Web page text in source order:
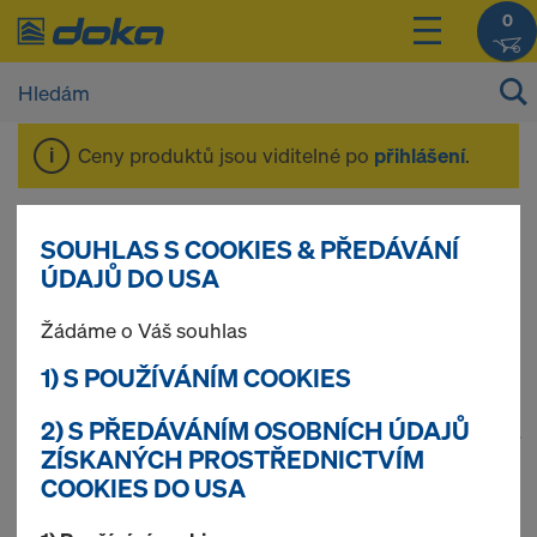
0
Ceny produktů jsou viditelné po přihlášení.
Nosníkové bednění
Top 50
Nalezeno 75 produktů
Nejčastěji hledané
SOUHLAS S COOKIES & PŘEDÁVÁNÍ
ÚDAJŮ DO USA
Žádáme o Váš souhlas
1) S POUŽÍVÁNÍM COOKIES
2) S PŘEDÁVÁNÍM OSOBNÍCH ÚDAJŮ
ZÍSKANÝCH PROSTŘEDNICTVÍM
COOKIES DO USA